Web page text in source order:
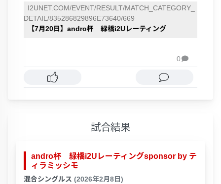
I2UNET.COM/EVENT/RESULT/MATCH_CATEGORY_
DETAIL/835286829896E73640/669
【7月20日】andro杯 緑橋i2Uレーティング
0
試合結果
andro杯 緑橋i2Uレーティングsponsor by テ
ィラミッシモ
混合シングルス (2026年2月8日)